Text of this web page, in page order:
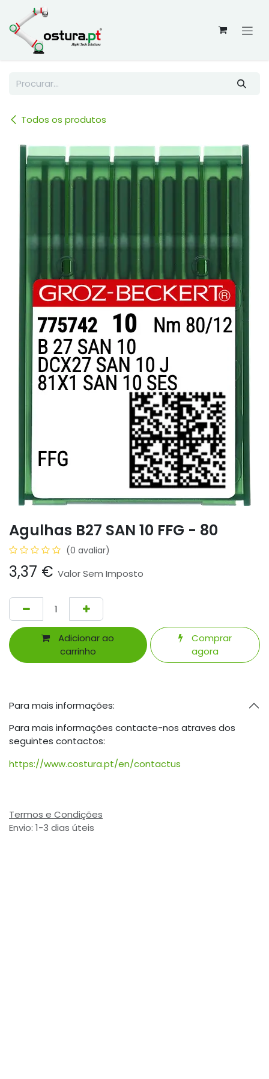
Skip to Content
Todos os produtos
Agulhas B27 SAN 10 FFG - 80
(0 avaliar)
3,37 € Valor Sem Imposto
Adicionar ao
carrinho
Comprar
agora
Para mais informações:
Para mais informações contacte-nos atraves dos
seguintes contactos:
https://www.costura.pt/en/contactus
Termos e Condições
Envio: 1-3 dias úteis